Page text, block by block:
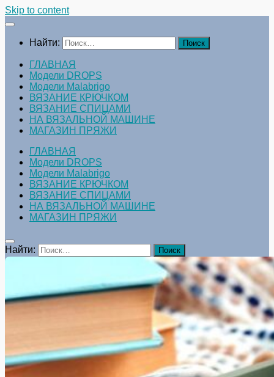
Skip to content
Найти:
ГЛАВНАЯ
Модели DROPS
Модели Malabrigo
ВЯЗАНИЕ КРЮЧКОМ
ВЯЗАНИЕ СПИЦАМИ
НА ВЯЗАЛЬНОЙ МАШИНЕ
МАГАЗИН ПРЯЖИ
ГЛАВНАЯ
Модели DROPS
Модели Malabrigo
ВЯЗАНИЕ КРЮЧКОМ
ВЯЗАНИЕ СПИЦАМИ
НА ВЯЗАЛЬНОЙ МАШИНЕ
МАГАЗИН ПРЯЖИ
Найти: